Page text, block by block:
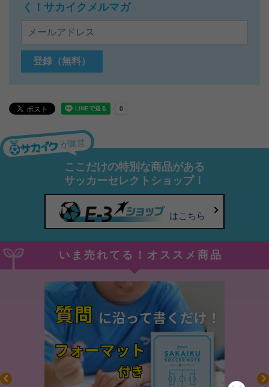
く！サカイクメルマガ
が運営
ここだけの特別な商品がある
サッカーセレクトショップ！
はこちら
いま売れてる！オススメ商品